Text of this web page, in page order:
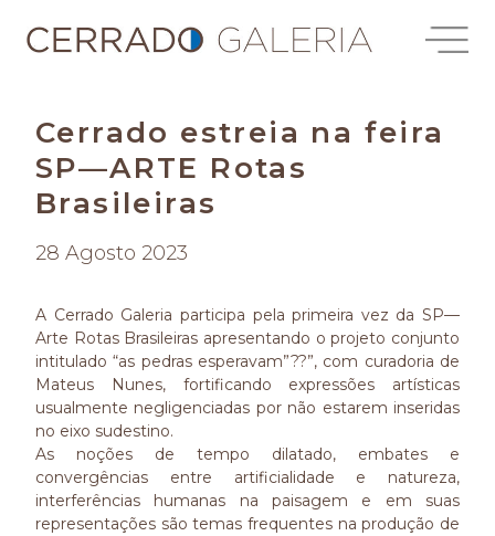
Cerrado estreia na feira
SP—ARTE Rotas
Brasileiras
28 Agosto 2023
A Cerrado Galeria participa pela primeira vez da SP—
Arte Rotas Brasileiras apresentando o projeto conjunto
intitulado “as pedras esperavam”??”, com curadoria de
Mateus Nunes, fortificando expressões artísticas
usualmente negligenciadas por não estarem inseridas
no eixo sudestino.
As noções de tempo dilatado, embates e
convergências entre artificialidade e natureza,
interferências humanas na paisagem e em suas
representações são temas frequentes na produção de